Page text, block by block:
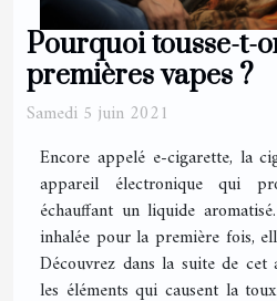
Pourquoi tousse-t-
premières vapes ?
Samedi 5 juin 2021
Encore appelé e-cigarette, la
appareil électronique qui
échauffant un liquide
inhalée pour la première fois,
Découvrez dans la suite de
les éléments qui causent la